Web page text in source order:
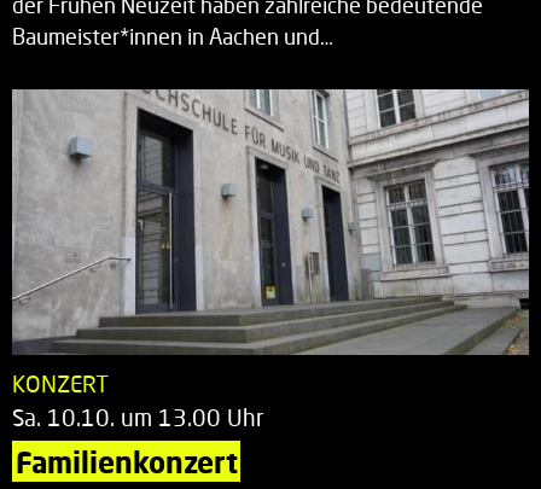
der Frühen Neuzeit haben zahlreiche bedeutende
Baumeister*innen in Aachen und…
KONZERT
Sa. 10.10. um 13.00 Uhr
Familienkonzert